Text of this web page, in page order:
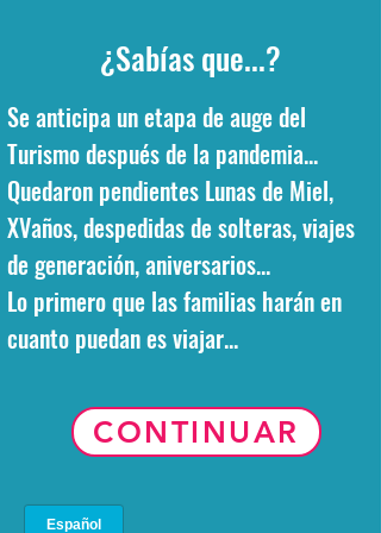
¿Sabías que...?
Se anticipa un etapa de auge del
Turismo después de la pandemia...
Quedaron pendientes Lunas de Miel,
XVaños, despedidas de solteras, viajes
de generación, aniversarios...
Lo primero que las familias harán en
cuanto puedan es viajar...
CONTINUAR